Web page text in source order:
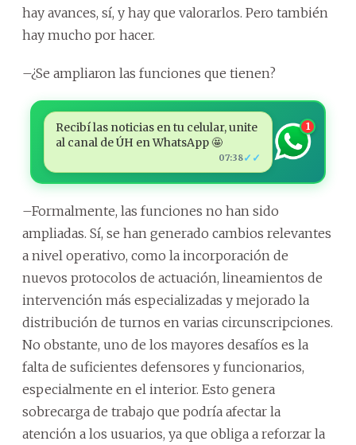
hay avances, sí, y hay que valorarlos. Pero también
hay mucho por hacer.
–¿Se ampliaron las funciones que tienen?
Recibí las noticias en tu celular, unite
al canal de ÚH en WhatsApp 🤩
07:38✓✓
1
–Formalmente, las funciones no han sido
ampliadas. Sí, se han generado cambios relevantes
a nivel operativo, como la incorporación de
nuevos protocolos de actuación, lineamientos de
intervención más especializadas y mejorado la
distribución de turnos en varias circunscripciones.
No obstante, uno de los mayores desafíos es la
falta de suficientes defensores y funcionarios,
especialmente en el interior. Esto genera
sobrecarga de trabajo que podría afectar la
atención a los usuarios, ya que obliga a reforzar la